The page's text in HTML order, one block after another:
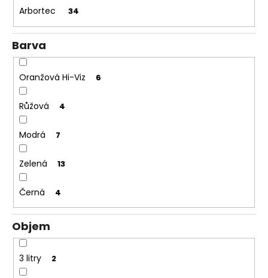
Arbortec 34
Barva
Oranžová Hi-Viz 6
Růžová 4
Modrá 7
Zelená 13
Černá 4
Objem
3 litry 2
u
j
e
m